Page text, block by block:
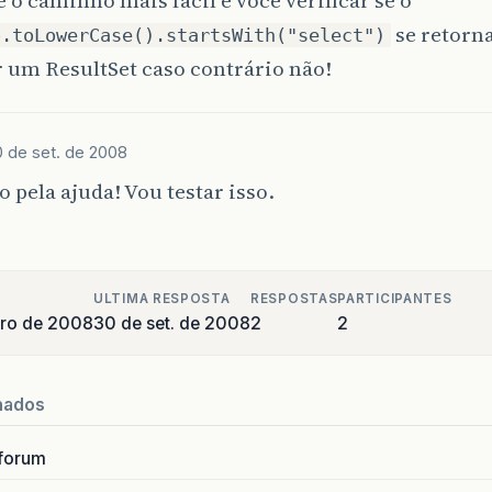
se
ResultSet caso contrário não!
de set. de 2008
pela ajuda! Vou testar isso.
de 2008
ULTIMA RESPOSTA
30 de set. de 2008
RESPOSTAS
2
PARTICIPANTES
2